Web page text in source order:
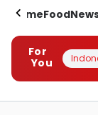
HomeFood
For
You